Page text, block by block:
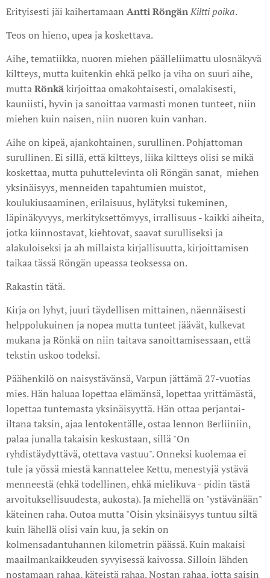
Erityisesti jäi kaihertamaan AnttiRöngänKiltti poika.
Teos on hieno, upea ja koskettava.
Aihe, tematiikka, nuoren miehen päälleliimattu ulosnäkyvä
kiltteys, mutta kuitenkin ehkä pelko ja viha on suuri aihe,
muttaRönkäkirjoittaa omakohtaisesti, omalakisesti,
kauniisti, hyvin ja sanoittaa varmasti monen tunteet, niin
miehen kuin naisen, niin nuoren kuin vanhan.
Aihe on kipeä, ajankohtainen, surullinen. Pohjattoman
surullinen. Ei sillä, että kiltteys, liika kiltteys olisi se mikä
koskettaa, mutta puhuttelevinta oli Röngän sanat, miehen
yksinäisyys, menneiden tapahtumien muistot,
koulukiusaaminen, erilaisuus, hylätyksi tukeminen,
läpinäkyvyys, merkityksettömyys, irrallisuus - kaikki aiheita,
jotka kiinnostavat, kiehtovat, saavat surulliseksi ja
alakuloiseksi ja ah millaista kirjallisuutta, kirjoittamisen
taikaa tässä Röngän upeassa teoksessa on.
Rakastin tätä.
Kirja on lyhyt, juuri täydellisen mittainen, näennäisesti
helppolukuinen ja nopea mutta tunteet jäävät, kulkevat
mukana ja Rönkä on niin taitava sanoittamisessaan, että
tekstin uskoo todeksi.
Päähenkilö on naisystävänsä, Varpun jättämä 27-vuotias
mies. Hän haluaa lopettaa elämänsä, lopettaa yrittämästä,
lopettaa tuntemasta yksinäisyyttä. Hän ottaa perjantai-
iltana taksin, ajaa lentokentälle, ostaa lennon Berliiniin,
palaa junalla takaisin keskustaan, sillä "On
ryhdistäydyttävä, otettava vastuu". Onneksi kuolemaa ei
tule ja yössä miestä kannattelee Kettu, menestyjä ystävä
menneestä (ehkä todellinen, ehkä mielikuva - pidin tästä
arvoituksellisuudesta, aukosta). Ja miehellä on "ystävänään"
käteinen raha. Outoa mutta "Öisin yksinäisyys tuntuu siltä
kuin lähellä olisi vain kuu, ja sekin on
kolmensadantuhannen kilometrin päässä. Kuin makaisi
maailmankaikkeuden syvyisessä kaivossa. Silloin lähden
nostamaan rahaa, käteistä rahaa. Nostan rahaa, jotta saisin